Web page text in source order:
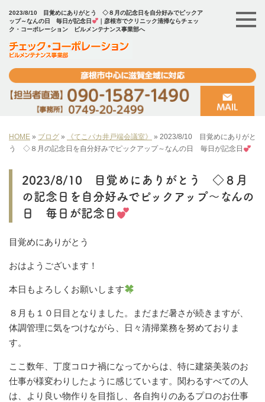
2023/8/10 目覚めにありがとう ◇８月の記念日を自分好みでピックア
ップ～なんの日 毎日が記念日
｜彦根市でクリニック清掃ならチェッ
ク・コーポレーション ビルメンテナンス事業部へ
HOME » ブログ » 《てこパカ井戸端会議室》 » 2023/8/10 目覚めにありがと
う ◇８月の記念日を自分好みでピックアップ～なんの日 毎日が記念日
2023/8/10 目覚めにありがとう ◇８月
の記念日を自分好みでピックアップ～なんの
日 毎日が記念日
目覚めにありがとう
おはようございます！
本日もよろしくお願いします
８月も１０日目となりました。まだまだ暑さが続きますが、
体調管理に気をつけながら、日々清掃業務を努めておりま
す。
ここ数年、丁度コロナ禍になってからは、特に建築美装のお
仕事が様変わりしたように感じています。関わるすべての人
は、より良い物作りを目指し、各自拘りのあるプロのお仕事